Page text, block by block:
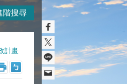
階搜尋
計畫